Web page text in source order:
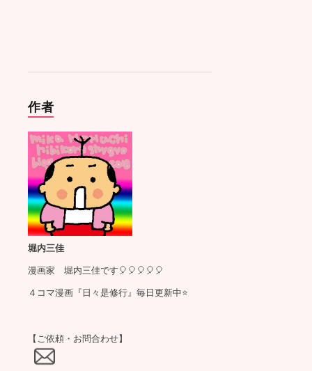
作者
堀内三佳
漫画家 堀内三佳です🎈🎈🎈🎈🎈
４コマ漫画『日々是修行』毎日更新中⭐️
【ご依頼・お問合わせ】